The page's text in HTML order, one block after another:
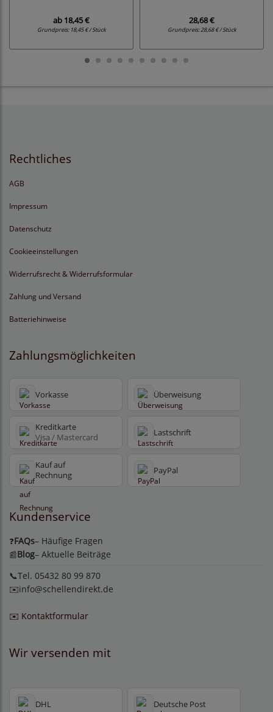
ab 18,45 €
Grundpreis: 18,45 € / Stück
28,68 €
Grundpreis:28,68 € / Stück
Rechtliches
AGB
Impressum
Datenschutz
Cookieeinstellungen
Widerrufsrecht & Widerrufsformular
Zahlung und Versand
Batteriehinweise
Zahlungsmöglichkeiten
Vorkasse Überweisung
Kreditkarte
Visa / Mastercard Lastschrift
Kauf auf
Rechnung
PayPal
Kundenservice
❓FAQs– Häufige Fragen
📰Blog– Aktuelle Beiträge
📞Tel. 05432 80 99 870
✉️info@schellendirekt.de
✉️ Kontaktformular
Wir versenden mit
DHL Deutsche Post